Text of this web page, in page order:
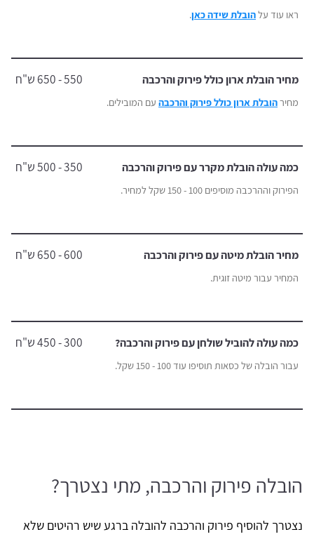
ראו עוד עלהובלת שידה כאן.
מחיר הובלת ארון כולל פירוק והרכבה
מחירהובלת ארון כולל פירוק והרכבה עם המובילים.
550 - 650 ש"ח
כמה עולה הובלת מקרר עם פירוק והרכבה
הפירוק וההרכבה מוסיפים 100 - 150 שקל למחיר.
350 - 500 ש"ח
מחיר הובלת מיטה עם פירוק והרכבה
המחיר עבור מיטה זוגית.
600 - 650 ש"ח
כמה עולה להוביל שולחן עם פירוק והרכבה?
עבור הובלה של כסאות תוסיפו עוד 100 - 150 שקל.
300 - 450 ש"ח
הובלה פירוק והרכבה, מתי נצטרך?
נצטרך להוסיף פירוק והרכבה להובלה ברגע שיש רהיטים שלא